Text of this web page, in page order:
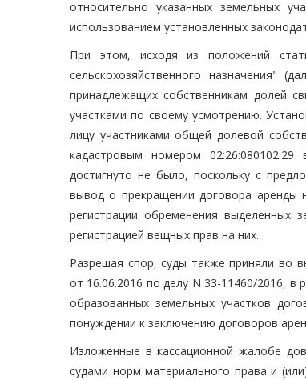
относительно указанных земельных
использованием установленных
При этом, исходя из положений
сельскохозяйственного назначения"
принадлежащих собственникам долей
участками по своему усмотрению.
лицу участниками общей долевой
кадастровым номером
достигнуто не было, поскольку с
вывод о прекращении договора аренды
регистрации обременения выделенных
регистрацией вещных прав на них.
Разрешая спор, суды также приняли во
от 16.06.2016 по делу N 33-11460/2016, в
образованных земельных участков
понуждении к заключению договоров
Изложенные в кассационной жалобе
судами норм материального права и